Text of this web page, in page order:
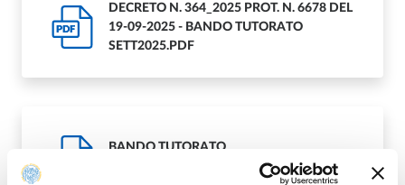
PDF
DECRETO N. 364_2025 PROT. N. 6678 DEL
19-09-2025 - BANDO TUTORATO
SETT2025.PDF
BANDO TUTORATO
SETT2025_SB_METADATI.PDF